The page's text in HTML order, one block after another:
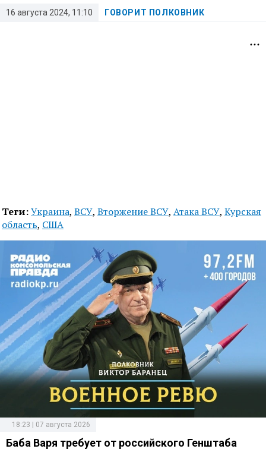
16 августа 2024, 11:10 ГОВОРИТ ПОЛКОВНИК
Теги:Украина, ВСУ, Вторжение ВСУ, Атака ВСУ, Курская
область, США
18:23 | 07 августа 2026
Баба Варя требует от российского Генштаба